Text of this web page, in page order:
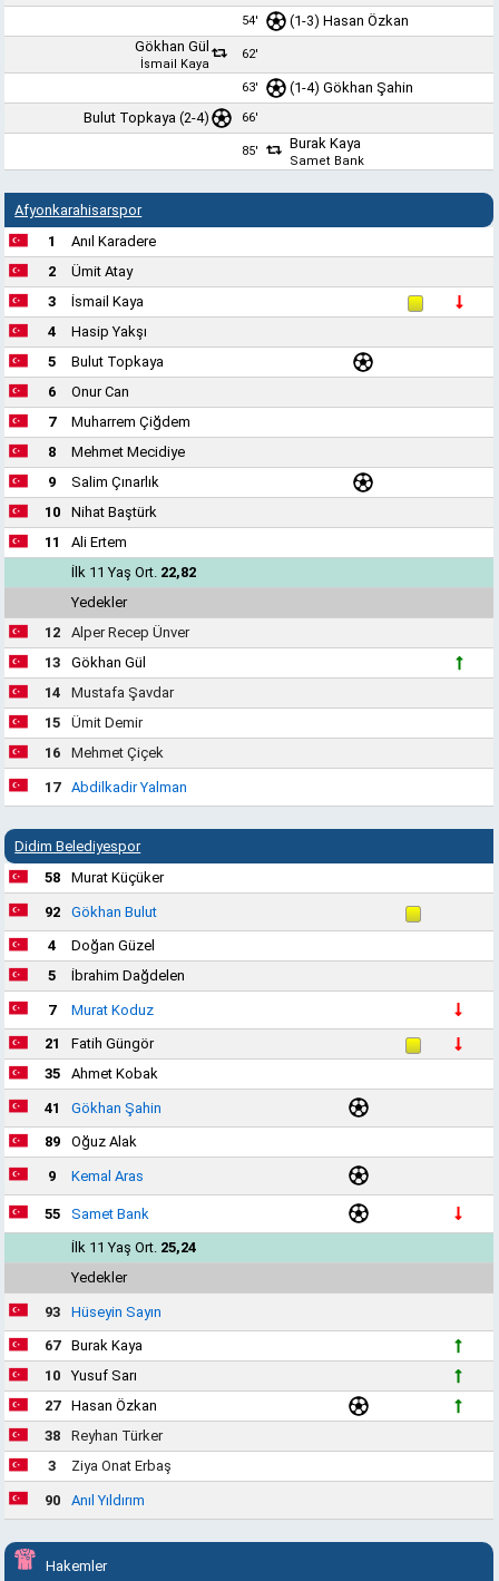
54'
(1-3) Hasan Özkan
Gökhan Gül
İsmail Kaya
62'
63' (1-4)Gökhan Şahin
Bulut Topkaya (2-4)
66'
85' Burak Kaya
Samet Bank
Afyonkarahisarspor
1
Anıl Karadere
2
Ümit Atay
3
İsmail Kaya
4
Hasip Yakşı
5
Bulut Topkaya
6
Onur Can
7
Muharrem Çiğdem
8
Mehmet Mecidiye
9
Salim Çınarlık
10
Nihat Baştürk
11
Ali Ertem
İlk 11 Yaş Ort. 22,82
Yedekler
12
Alper Recep Ünver
13
Gökhan Gül
14
Mustafa Şavdar
15
Ümit Demir
16
Mehmet Çiçek
17 Abdilkadir Yalman
Didim Belediyespor
58
Murat Küçüker
92
Gökhan Bulut
4
Doğan Güzel
5
İbrahim Dağdelen
7
Murat Koduz
21
Fatih Güngör
35
Ahmet Kobak
41
Gökhan Şahin
89
Oğuz Alak
9 Kemal Aras
55
Samet Bank
İlk 11 Yaş Ort. 25,24
Yedekler
93
Hüseyin Sayın
67
Burak Kaya
10
Yusuf Sarı
27
Hasan Özkan
38
Reyhan Türker
3
Ziya Onat Erbaş
90 Anıl Yıldırım
Hakemler